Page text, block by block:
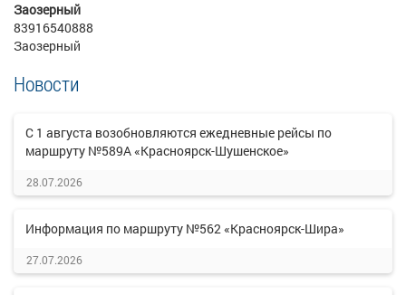
Заозерный
83916540888
Заозерный
Новости
С 1 августа возобновляются ежедневные рейсы по
маршруту №589А «Красноярск-Шушенское»
28.07.2026
Информация по маршруту №562 «Красноярск-Шира»
27.07.2026